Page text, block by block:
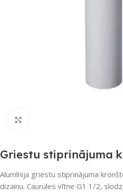
Griestu stiprinājuma
Alumīnija griestu stiprinājuma
dizainu. Caurules vītne G1 1/2,